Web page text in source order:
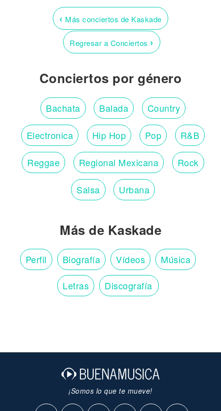
‹ Más conciertos de Kaskade
Regresar a Conciertos ›
Conciertos por género
Bachata Balada Country
Electronica Hip Hop Pop R&B
Reggae Regional Mexicana Rock
Salsa Urbana
Más de Kaskade
Perfil Biografía Vídeos Música
Letras Discografía
¡Somos lo que te mueve!